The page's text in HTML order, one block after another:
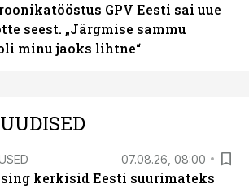
GPV Eesti sai uue
seest. „Järgmise sammu
minu jaoks lihtne“
07.08.26, 08:00
kerkisid Eesti suurimateks